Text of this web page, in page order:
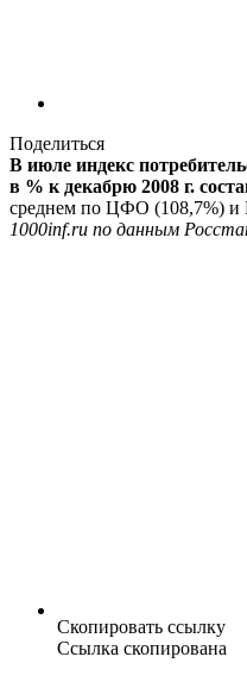
Поделиться
В июле индекс
в % к декабрю 2008 г.
среднем по ЦФО (108,7%) и
1000inf.ru по данным
Скопировать ссылку
Ссылка скопирована